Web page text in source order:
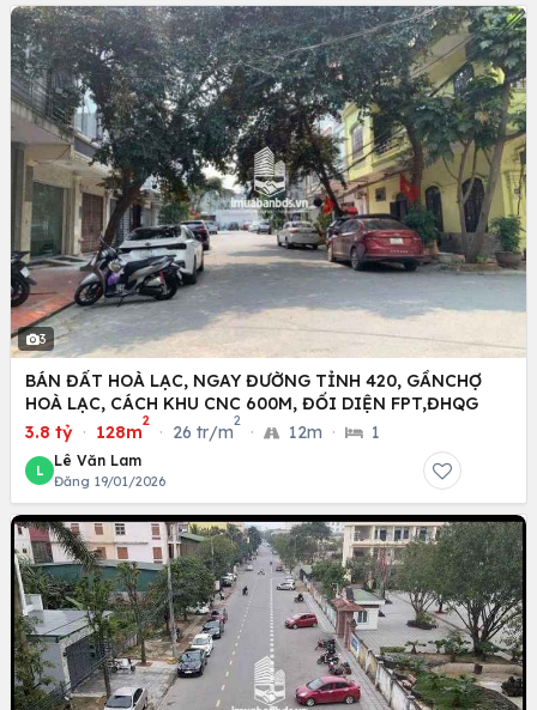
3
BÁN ĐẤT HOÀ LẠC, NGAY ĐƯỜNG TỈNH 420, GẦNCHỢ
HOÀ LẠC, CÁCH KHU CNC 600M, ĐỐI DIỆN FPT,ĐHQG
3.8 tỷ · 128m
2
· 26 tr/m
2
· 12m · 1
L
Lê Văn Lam
Đăng 19/01/2026